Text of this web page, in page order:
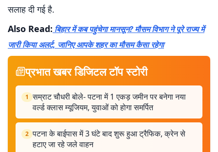
सलाह दी गई है.
Also Read: बिहार में कब पहुंचेगा मानसून? मौसम विभाग ने पूरे राज्य में
जारी किया अलर्ट, जानिए आपके शहर का मौसम कैसा रहेगा
प्रभात खबर डिजिटल टॉप स्टोरी
1 सम्राट चौधरी बोले- पटना में 1 एकड़ जमीन पर बनेगा नया
वर्ल्ड क्लास म्यूजियम, युवाओं को होगा समर्पित
2 पटना के बाईपास में 3 घंटे बाद शुरू हुआ ट्रैफिक, क्रेन से
हटाए जा रहे जले वाहन